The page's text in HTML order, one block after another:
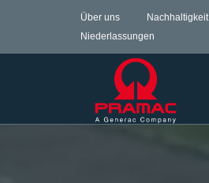
Über uns Nachhaltigkeit
Niederlassungen